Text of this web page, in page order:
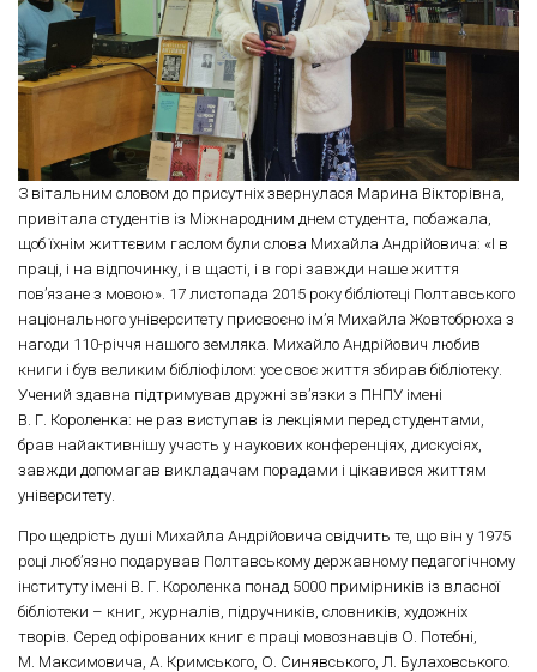
З вітальним словом до присутніх звернулася Марина Вікторівна,
привітала студентів із Міжнародним днем студента, побажала,
щоб їхнім життєвим гаслом були слова Михайла Андрійовича: «І в
праці, і на відпочинку, і в щасті, і в горі завжди наше життя
пов’язане з мовою». 17 листопада 2015 року бібліотеці Полтавського
національного університету присвоєно ім’я Михайла Жовтобрюха з
нагоди 110-річчя нашого земляка. Михайло Андрійович любив
книги і був великим бібліофілом: усе своє життя збирав бібліотеку.
Учений здавна підтримував дружні зв’язки з ПНПУ імені
В. Г. Короленка: не раз виступав із лекціями перед студентами,
брав найактивнішу участь у наукових конференціях, дискусіях,
завжди допомагав викладачам порадами і цікавився життям
університету.
Про щедрість душі Михайла Андрійовича свідчить те, що він у 1975
році люб’язно подарував Полтавському державному педагогічному
інституту імені В. Г. Короленка понад 5000 примірників із власної
бібліотеки – книг, журналів, підручників, словників, художніх
творів. Серед офірованих книг є праці мовознавців О. Потебні,
М. Максимовича, А. Кримського, О. Синявського, Л. Булаховського.